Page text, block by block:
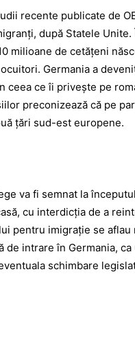
recente publicate de
după Statele
milioane de cetăţeni
Germania a
ceea ce îi priveşte pe
preconizează că pe
ţări sud-est europene.
va fi semnat la
cu interdicţia de a
pentru imigraţie se
de intrare în Germania,
schimbare